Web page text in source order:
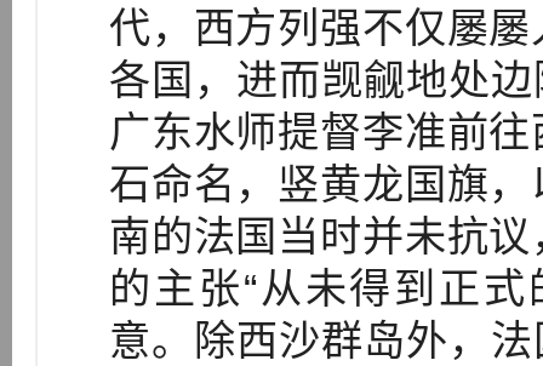
代，西方列强不仅屡
各国，进而觊觎地处
广东水师提督李准前
石命名，竖黄龙国旗
南的法国当时并未抗
的主张“从未得到正
意。除西沙群岛外，